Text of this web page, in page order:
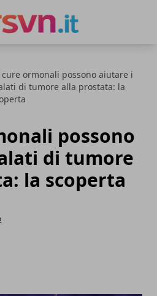
cure ormonali possono aiutare i
di tumore alla prostata: la
possono
di tumore
la scoperta